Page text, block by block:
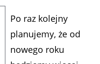
Po raz kolejny
planujemy, że od
nowego roku